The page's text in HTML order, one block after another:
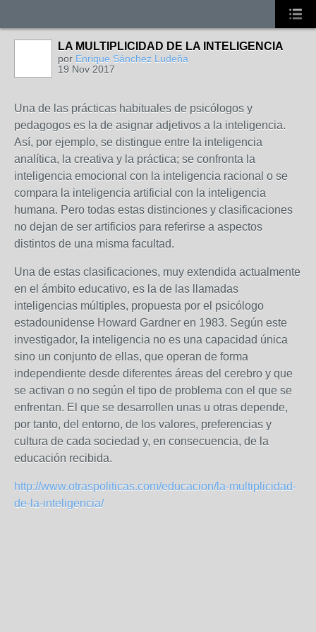
LA MULTIPLICIDAD DE LA INTELIGENCIA
por Enrique Sánchez Ludeña
19 Nov 2017
Una de las prácticas habituales de psicólogos y
pedagogos es la de asignar adjetivos a la inteligencia.
Así, por ejemplo, se distingue entre la inteligencia
analítica, la creativa y la práctica; se confronta la
inteligencia emocional con la inteligencia racional o se
compara la inteligencia artificial con la inteligencia
humana. Pero todas estas distinciones y clasificaciones
no dejan de ser artificios para referirse a aspectos
distintos de una misma facultad.
Una de estas clasificaciones, muy extendida actualmente
en el ámbito educativo, es la de las llamadas
inteligencias múltiples, propuesta por el psicólogo
estadounidense Howard Gardner en 1983. Según este
investigador, la inteligencia no es una capacidad única
sino un conjunto de ellas, que operan de forma
independiente desde diferentes áreas del cerebro y que
se activan o no según el tipo de problema con el que se
enfrentan. El que se desarrollen unas u otras depende,
por tanto, del entorno, de los valores, preferencias y
cultura de cada sociedad y, en consecuencia, de la
educación recibida.
http://www.otraspoliticas.com/educacion/la-multiplicidad-
de-la-inteligencia/